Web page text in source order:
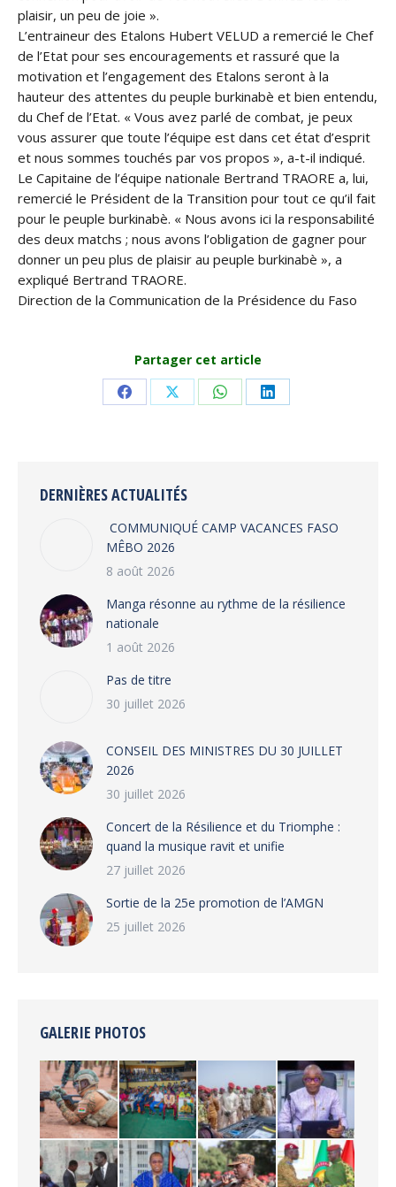
plaisir, un peu de joie ».
L’entraineur des Etalons Hubert VELUD a remercié le Chef
de l’Etat pour ses encouragements et rassuré que la
motivation et l’engagement des Etalons seront à la
hauteur des attentes du peuple burkinabè et bien entendu,
du Chef de l’Etat. « Vous avez parlé de combat, je peux
vous assurer que toute l’équipe est dans cet état d’esprit
et nous sommes touchés par vos propos », a-t-il indiqué.
Le Capitaine de l’équipe nationale Bertrand TRAORE a, lui,
remercié le Président de la Transition pour tout ce qu’il fait
pour le peuple burkinabè. « Nous avons ici la responsabilité
des deux matchs ; nous avons l’obligation de gagner pour
donner un peu plus de plaisir au peuple burkinabè », a
expliqué Bertrand TRAORE.
Direction de la Communication de la Présidence du Faso
Partager cet article
Share Share Share Share
DERNIÈRES ACTUALITÉS
COMMUNIQUÉ CAMP VACANCES FASO
MÊBO 2026
8 août 2026
Manga résonne au rythme de la résilience
nationale
1 août 2026
Pas de titre
30 juillet 2026
CONSEIL DES MINISTRES DU 30 JUILLET
2026
30 juillet 2026
‎​Concert de la Résilience et du Triomphe :
quand la musique ravit et unifie
27 juillet 2026
‎Sortie de la 25e promotion de l’AMGN
25 juillet 2026
GALERIE PHOTOS